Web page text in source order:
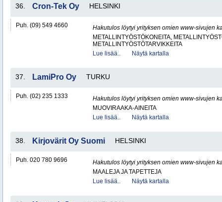
36. Cron-Tek Oy HELSINKI
Puh. (09) 549 4660
Hakutulos löytyi yrityksen omien www-sivujen
METALLINTYÖSTÖKONEITA,
METALLINTYÖSTÖTARVIKKEITA
Lue lisää..
Näytä kartalla
37. LamiPro Oy TURKU
Puh. (02) 235 1333
Hakutulos löytyi yrityksen omien www-sivujen
MUOVIRAAKA-AINEITA
Lue lisää..
Näytä kartalla
38. Kirjovärit Oy Suomi HELSINKI
Puh. 020 780 9696
Hakutulos löytyi yrityksen omien www-sivujen
MAALEJA JA TAPETTEJA
Lue lisää..
Näytä kartalla